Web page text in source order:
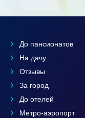
До пансионатов
На дачу
Отзывы
За город
До отелей
Метро-аэропорт